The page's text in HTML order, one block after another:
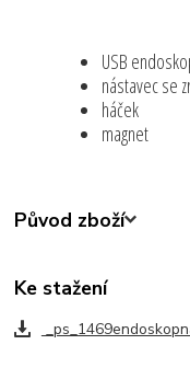
USB
nástavec se
háček
magnet
Původ zboží
Ke stažení